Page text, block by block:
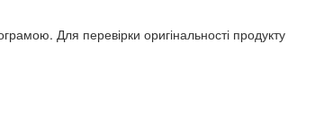
Для перевірки оригінальності продукту